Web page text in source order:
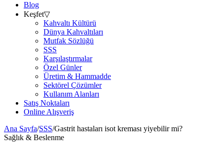
Blog
Keşfet▽
Kahvaltı Kültürü
Dünya Kahvaltıları
Mutfak Sözlüğü
SSS
Karşılaştırmalar
Özel Günler
Üretim & Hammadde
Sektörel Çözümler
Kullanım Alanları
Satış Noktaları
Online Alışveriş
Ana Sayfa/SSS/Gastrit hastaları isot kreması yiyebilir mi?
Sağlık & Beslenme